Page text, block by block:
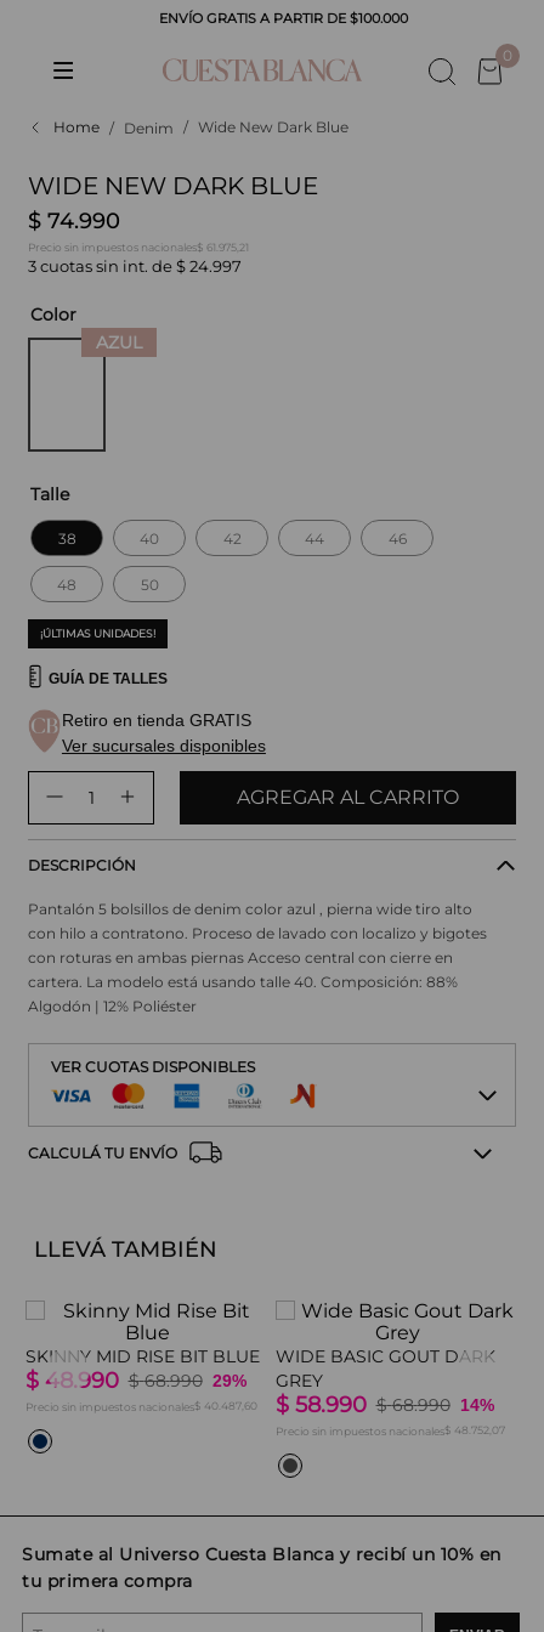
ENVÍO GRATIS A PARTIR DE $100.000
0
Denim Wide New Dark Blue
WIDE NEW DARK BLUE
$ 74.990
Precio sin impuestos nacionales$ 61.975,21
3 cuotas sin int. de $ 24.997
Color
Talle
38 40 42 44 46
48 50
¡ÚLTIMAS UNIDADES!
GUÍA DE TALLES
Retiro en tienda GRATIS
Ver sucursales disponibles
AGREGAR AL CARRITO
DESCRIPCIÓN
Pantalón 5 bolsillos de denim color azul , pierna wide tiro alto
con hilo a contratono. Proceso de lavado con localizo y bigotes
con roturas en ambas piernas Acceso central con cierre en
cartera. La modelo está usando talle 40. Composición: 88%
Algodón | 12% Poliéster
VER CUOTAS DISPONIBLES
CALCULÁ TU ENVÍO
LLEVÁ TAMBIÉN
SKINNY MID RISE BIT BLUE
$ 48.990 $ 68.990 29%
Precio sin impuestos nacionales$ 40.487,60
WIDE BASIC GOUT DARK
GREY
$ 58.990 $ 68.990 14%
Precio sin impuestos nacionales$ 48.752,07